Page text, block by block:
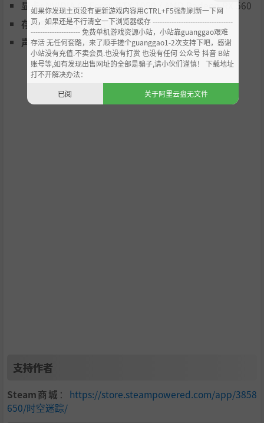
显卡:NVIDIA GeForce GTX 1050 / AMD Radeon RX 560
存储空间:需要 5 GB 可用空间
声卡:DirectX Compatible (11+)
支持作者
Steam商城 ： https://store.steampowered.com/app/3858
650/时空迷踪/
如果你发现主页没有更新游戏内容用CTRL+F5强制刷新一下网
页，如果还是不行清空一下浏览器缓存 ----------------------------------
--------------------- 免费单机游戏资源小站，小站靠guanggao艰难
存活 无任何套路，来了顺手搓个guanggao1-2次支持下吧，感谢
小站没有充值.不卖会员.也没有打赏 也没有任何 公众号 抖音 B站
账号等,如有发现出售网址的全部是骗子,请小伙们谨慎！ 下载地址
打不开解决办法：
已阅
关于阿里云盘无文件